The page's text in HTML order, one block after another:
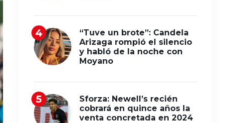
“Tuve un brote”: Candela
Arizaga rompió el silencio
y habló de la noche con
Moyano
Sforza: Newell’s recién
cobrará en quince años la
venta concretada en 2024